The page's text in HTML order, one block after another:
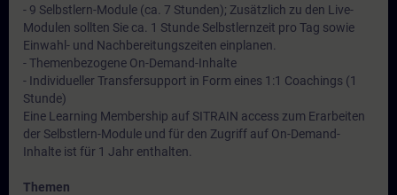
- 9 Selbstlern-Module (ca. 7 Stunden); Zusätzlich zu den Live-
Modulen sollten Sie ca. 1 Stunde Selbstlernzeit pro Tag sowie
Einwahl- und Nachbereitungszeiten einplanen.
- Themenbezogene On-Demand-Inhalte
- Individueller Transfersupport in Form eines 1:1 Coachings (1
Stunde)
Eine Learning Membership auf SITRAIN access zum Erarbeiten
der Selbstlern-Module und für den Zugriff auf On-Demand-
Inhalte ist für 1 Jahr enthalten.
Themen